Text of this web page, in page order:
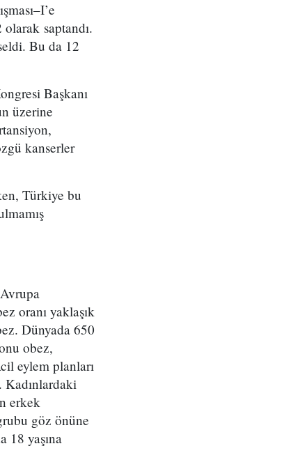
saptandı.
Bu da 12
Başkanı
üzerine
kanserler
Türkiye bu
oranı yaklaşık
Dünyada 650
obez,
eylem planları
Kadınlardaki
erkek
göz önüne
18 yaşına